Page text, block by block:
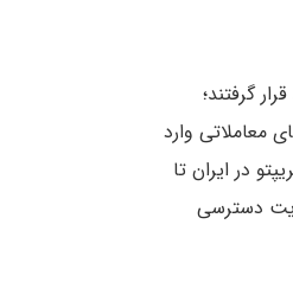
گرفتند؛
معاملاتی وارد
کریپتو در ایران تا
دسترسی